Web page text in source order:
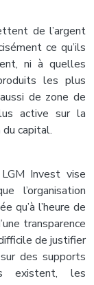
de l’argent
ce qu’ils
ni à quelles
les plus
de zone de
active sur la
capital.
Invest vise
l’organisation
qu’à l’heure de
transparence
de justifier
des supports
existent, les